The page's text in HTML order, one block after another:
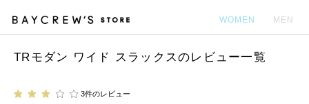
WOMEN MEN
TRモダン ワイド スラックスのレビュー一覧
3件のレビュー